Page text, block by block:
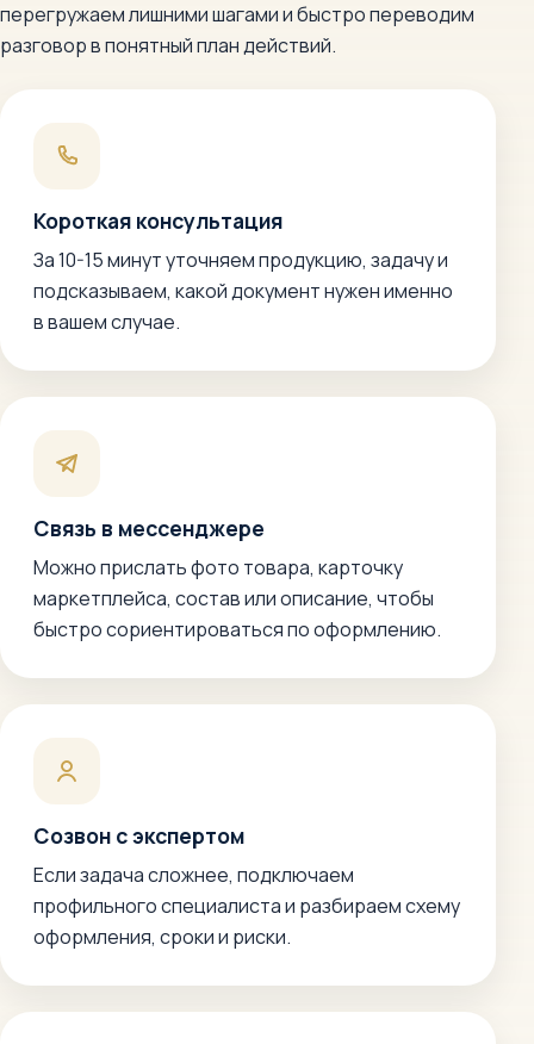
перегружаем лишними шагами и быстро переводим
разговор в понятный план действий.
Короткая консультация
За 10-15 минут уточняем продукцию, задачу и
подсказываем, какой документ нужен именно
в вашем случае.
Связь в мессенджере
Можно прислать фото товара, карточку
маркетплейса, состав или описание, чтобы
быстро сориентироваться по оформлению.
Созвон с экспертом
Если задача сложнее, подключаем
профильного специалиста и разбираем схему
оформления, сроки и риски.